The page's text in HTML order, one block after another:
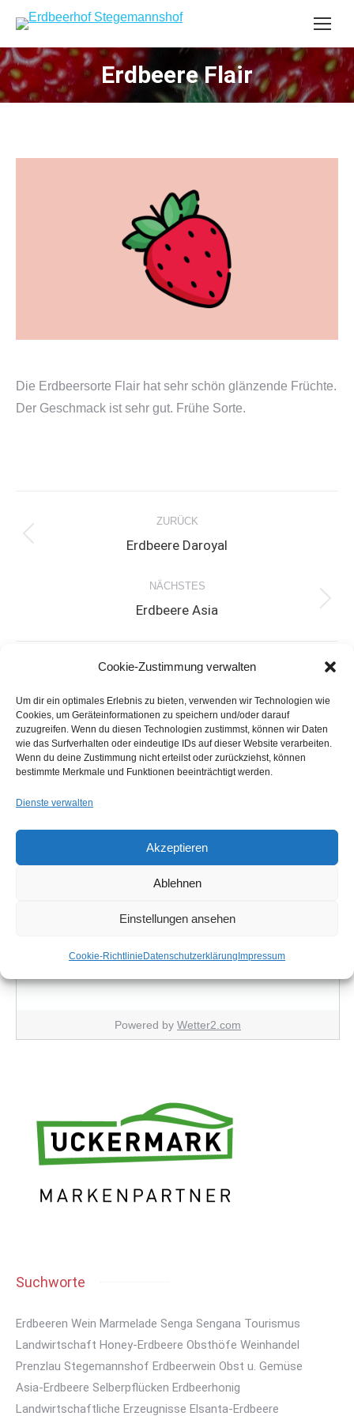
Cookie-Zustimmung verwalten
Um dir ein optimales Erlebnis zu bieten, verwenden wir Technologien wie
Cookies, um Geräteinformationen zu speichern und/oder darauf
zuzugreifen. Wenn du diesen Technologien zustimmst, können wir Daten
wie das Surfverhalten oder eindeutige IDs auf dieser Website verarbeiten.
Wenn du deine Zustimmung nicht erteilst oder zurückziehst, können
bestimmte Merkmale und Funktionen beeinträchtigt werden.
Dienste verwalten
Akzeptieren
Ablehnen
Einstellungen ansehen
Cookie-Richtlinie Datenschutzerklärung Impressum
Erdbeere Flair
Sie befinden sich hier:
Die Erdbeersorte Flair hat sehr schön glänzende Früchte.
Der Geschmack ist sehr gut. Frühe Sorte.
navigation
ZURÜCK
Previous
Erdbeere Daroyal
NÄCHSTES
Next
Erdbeere Asia
Wetter in Prenzlau
12°C
Chance für Regen: 8%
Sam Son
Powered by Wetter2.com
Suchworte
Erdbeeren Wein Marmelade Senga Sengana Tourismus
Landwirtschaft Honey-Erdbeere Obsthöfe Weinhandel
Prenzlau Stegemannshof Erdbeerwein Obst u. Gemüse
Asia-Erdbeere Selberpflücken Erdbeerhonig
Landwirtschaftliche Erzeugnisse Elsanta-Erdbeere